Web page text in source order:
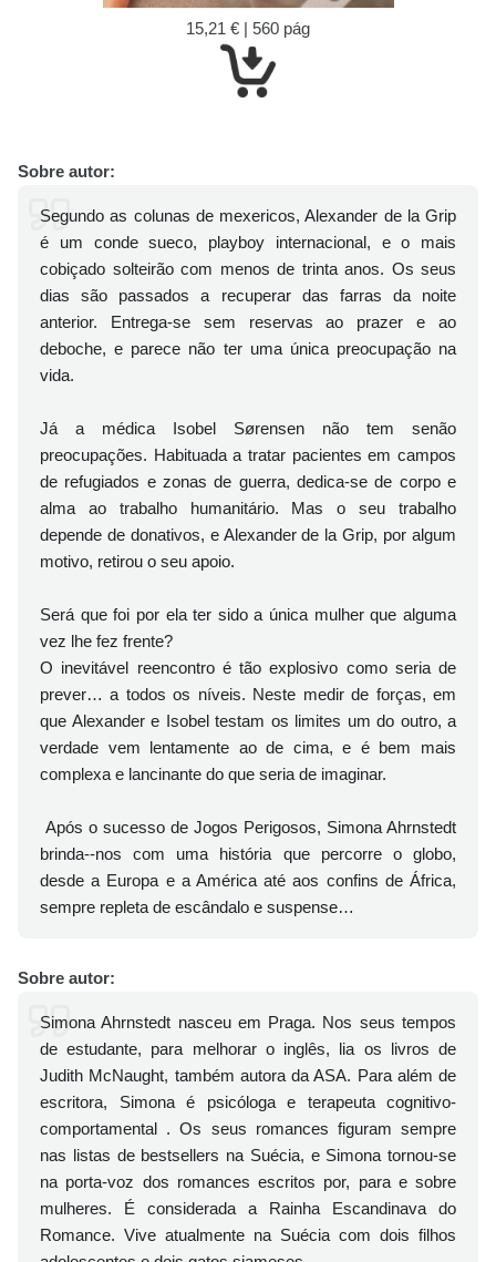
15,21 € | 560 pág
Sobre autor:
Segundo as colunas de mexericos, Alexander de la Grip
é um conde sueco, playboy internacional, e o mais
cobiçado solteirão com menos de trinta anos. Os seus
dias são passados a recuperar das farras da noite
anterior. Entrega-se sem reservas ao prazer e ao
deboche, e parece não ter uma única preocupação na
vida.
Já a médica Isobel Sørensen não tem senão
preocupações. Habituada a tratar pacientes em campos
de refugiados e zonas de guerra, dedica-se de corpo e
alma ao trabalho humanitário. Mas o seu trabalho
depende de donativos, e Alexander de la Grip, por algum
motivo, retirou o seu apoio.
Será que foi por ela ter sido a única mulher que alguma
vez lhe fez frente?
O inevitável reencontro é tão explosivo como seria de
prever… a todos os níveis. Neste medir de forças, em
que Alexander e Isobel testam os limites um do outro, a
verdade vem lentamente ao de cima, e é bem mais
complexa e lancinante do que seria de imaginar.
Após o sucesso de Jogos Perigosos, Simona Ahrnstedt
brinda--nos com uma história que percorre o globo,
desde a Europa e a América até aos confins de África,
sempre repleta de escândalo e suspense…
Sobre autor:
Simona Ahrnstedt nasceu em Praga. Nos seus tempos
de estudante, para melhorar o inglês, lia os livros de
Judith McNaught, também autora da ASA. Para além de
escritora, Simona é psicóloga e terapeuta cognitivo-
comportamental . Os seus romances figuram sempre
nas listas de bestsellers na Suécia, e Simona tornou-se
na porta-voz dos romances escritos por, para e sobre
mulheres. É considerada a Rainha Escandinava do
Romance. Vive atualmente na Suécia com dois filhos